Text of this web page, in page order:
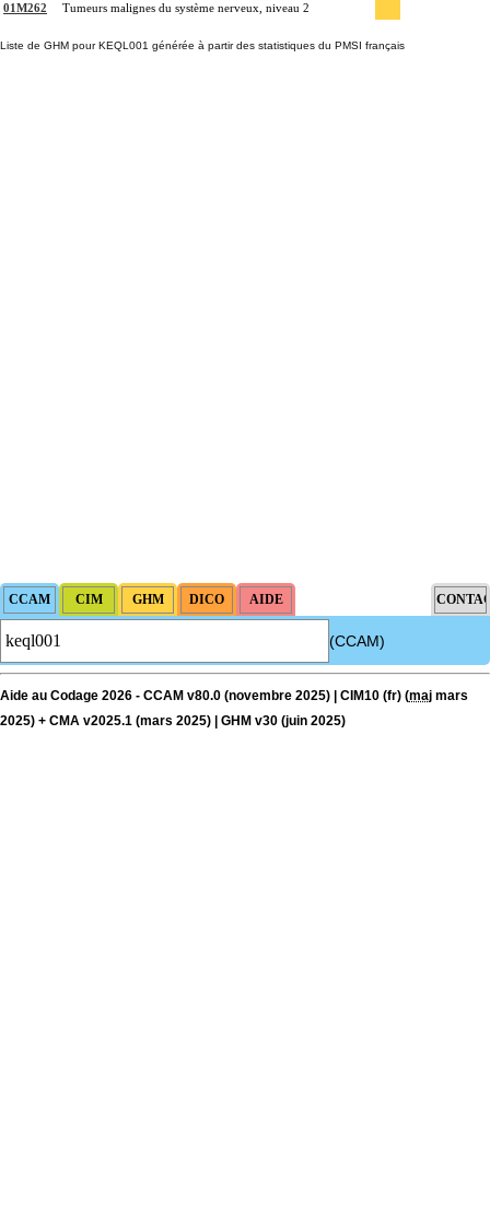
01M262 Tumeurs malignes du système nerveux, niveau 2
Liste de GHM pour KEQL001 générée à partir des statistiques du PMSI français
(CCAM)
Aide au Codage 2026 - CCAM v80.0 (novembre 2025) | CIM10 (fr) (maj mars
2025) + CMA v2025.1 (mars 2025) | GHM v30 (juin 2025)